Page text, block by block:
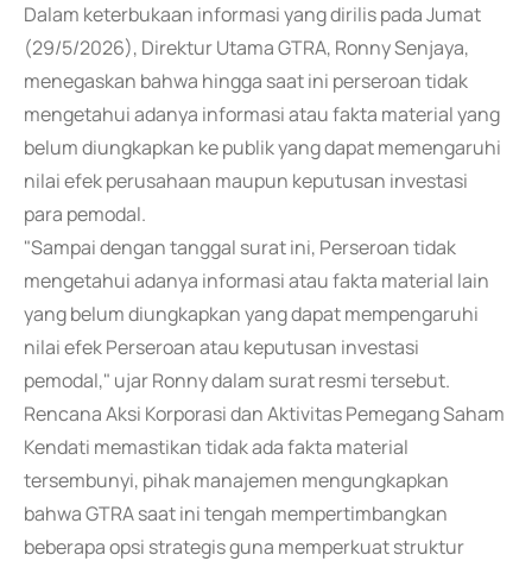
Dalam keterbukaan informasi yang dirilis pada Jumat
(29/5/2026), Direktur Utama GTRA, Ronny Senjaya,
menegaskan bahwa hingga saat ini perseroan tidak
mengetahui adanya informasi atau fakta material yang
belum diungkapkan ke publik yang dapat memengaruhi
nilai efek perusahaan maupun keputusan investasi
para pemodal.
"Sampai dengan tanggal surat ini, Perseroan tidak
mengetahui adanya informasi atau fakta material lain
yang belum diungkapkan yang dapat mempengaruhi
nilai efek Perseroan atau keputusan investasi
pemodal," ujar Ronny dalam surat resmi tersebut.
Rencana Aksi Korporasi dan Aktivitas Pemegang Saham
Kendati memastikan tidak ada fakta material
tersembunyi, pihak manajemen mengungkapkan
bahwa GTRA saat ini tengah mempertimbangkan
beberapa opsi strategis guna memperkuat struktur